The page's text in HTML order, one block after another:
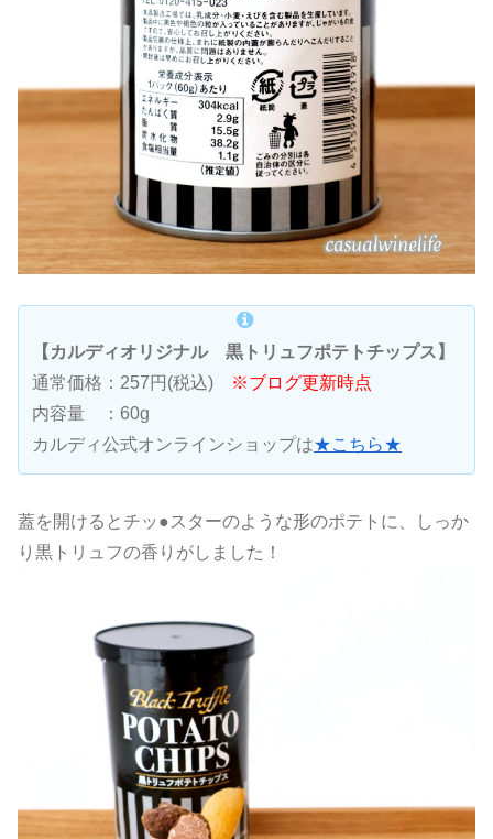
【カルディオリジナル 黒トリュフポテトチップス】
通常価格：257円(税込)
※ブログ更新時点
内容量 ：60g
カルディ公式オンラインショップは★こちら★
蓋を開けるとチッ●スターのような形のポテトに、しっか
り黒トリュフの香りがしました！